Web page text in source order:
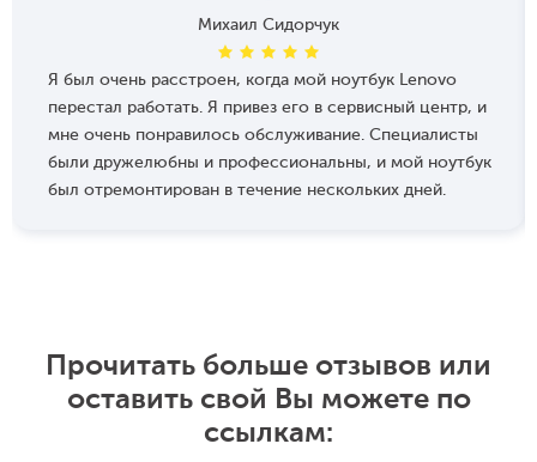
Михаил Сидорчук
Я был очень расстроен, когда мой ноутбук Lenovo
перестал работать. Я привез его в сервисный центр, и
мне очень понравилось обслуживание. Специалисты
были дружелюбны и профессиональны, и мой ноутбук
был отремонтирован в течение нескольких дней.
Прочитать больше отзывов или
оставить свой Вы можете по
ссылкам: